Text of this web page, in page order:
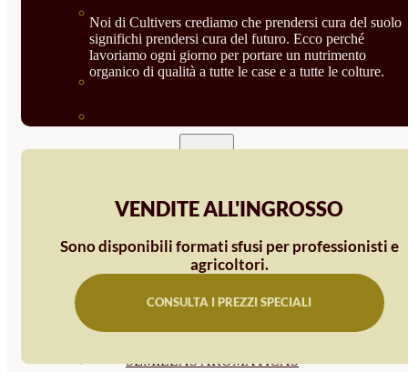
PLANTAS
PLANTAS INTERIOR
HORTALIZA FRUTO
SEMILLAS AROMÁTICAS
Noi di Cultivers crediamo che prendersi cura del suolo
significhi prendersi cura del futuro. Ecco perché
lavoriamo ogni giorno per portare un nutrimento
organico di qualità a tutte le case e a tutte le colture.
VENDITE ALL'INGROSSO
Sono disponibili formati sfusi per professionisti e
agricoltori.
CONSULTA I PREZZI SPECIALI